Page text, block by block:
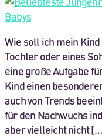
Wie soll ich mein
Tochter oder eines
eine große Aufgabe
Kind einen
auch von Trends
für den Nachwuchs
aber vielleicht nicht